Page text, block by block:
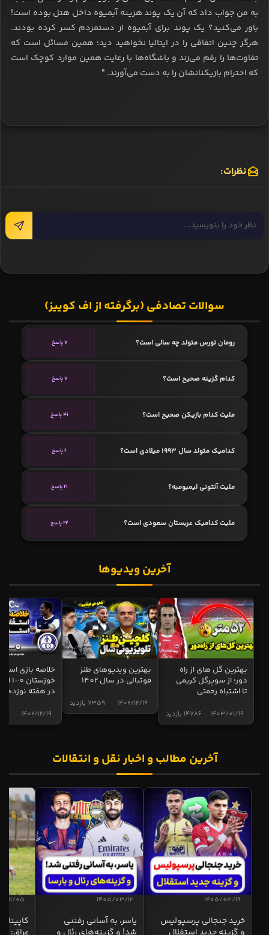
به من جواب داد که آن یک پوند هزینه آبمیوه داخل هتل بوده است!
باور می‌کنید؟ یک پوند برای آبمیوه از دستمزدم کسر کرده بودند.
هرگز چنین اتفاقی را در ایتالیا نخواهید دید؛ همین مسائل است که
تفاوت‌ها را رقم می‌زند و باشگاه‌ها با رعایت همین موارد کوچک است
که احترام بازیکنانشان را به دست می‌آورند. "
نظرات:
سوالات تصادفی (برگرفته از اف کوییز)
رومان تورس متولد چه سالی است؟ 7 پاسخ
کدام گزینه صحیح است؟ 7 پاسخ
ملیت کدام بازیکن صحیح است؟ 41 پاسخ
کدامیک متولد سال 1993 میلادی است؟ 6 پاسخ
ملیت آنتونی لیمبومبه؟ 21 پاسخ
ملیت کدامیک عربستان سعودی است؟ 22 پاسخ
آخرین ویدیوها
بهترین گل های از راه
دور؛ از سوپرگل کریمی
تا اشتباه رحمتی
14786 بازدید 1403/01/19
بهترین ویدیوهای طنز
فوتبالی در سال 1402
7359 بازدید 1402/12/19
خلاصه بازی
در هفته نوزدهم
1402/12/19
آخرین مطالب و اخبار نقل و انتقالات
1405/03/19
خرید جنجالی پرسپولیس
1405/03/12
یاسر، به آسانی رفتنی
11/05